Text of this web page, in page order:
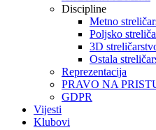
Discipline
Metno
Poljsko
3D
Ostala
Reprezentacija
PRAVO NA
GDPR
Vijesti
Klubovi